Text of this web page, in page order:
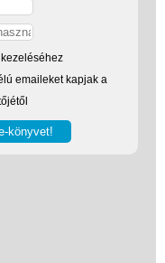
emaileket kapjak a